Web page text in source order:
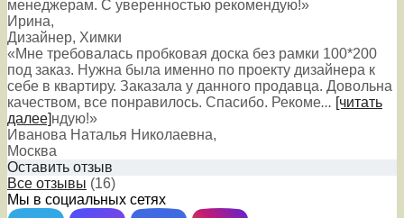
менеджерам. С уверенностью рекомендую!»
Ирина,
Дизайнер, Химки
«Мне требовалась пробковая доска без рамки 100*200
под заказ. Нужна была именно по проекту дизайнера к
себе в квартиру. Заказала у данного продавца. Довольна
качеством, все понравилось. Спасибо. Рекоме... [читать
далее]ндую!»
Иванова Наталья Николаевна,
Москва
Оставить отзыв
Все отзывы (16)
Мы в социальных сетях